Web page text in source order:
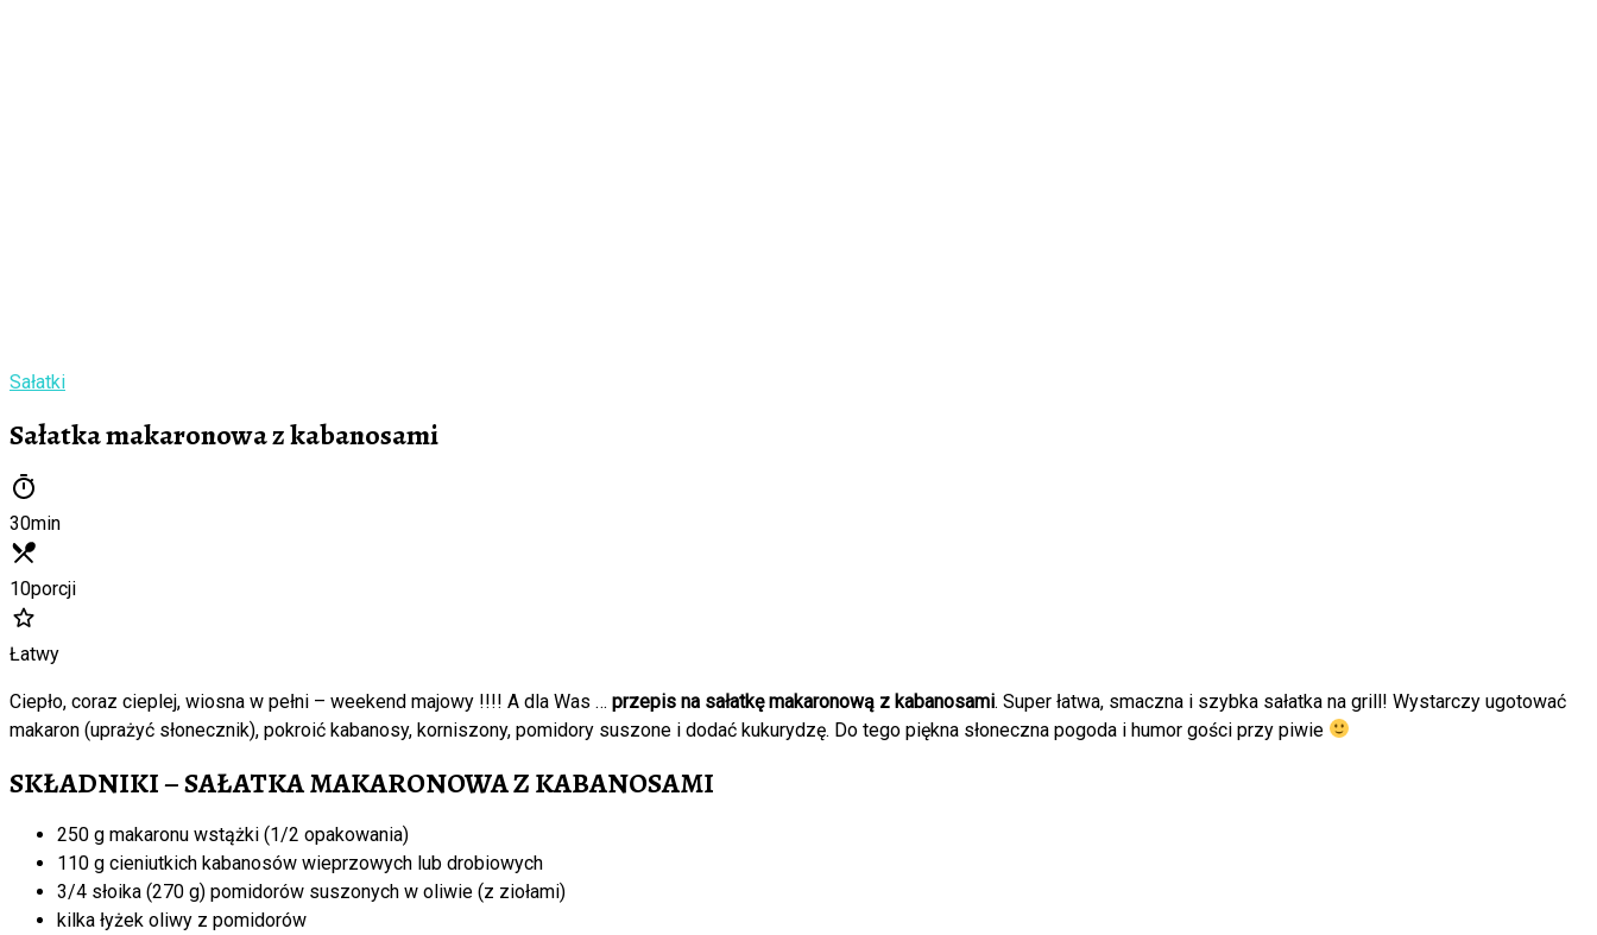
Sałatki
Sałatka makaronowa z kabanosami
30min
10porcji
Łatwy
Ciepło, coraz cieplej, wiosna w pełni – weekend majowy !!!! A dla Was … przepis na sałatkę makaronową z kabanosami. Super łatwa, smaczna i szybka sałatka na grill! Wystarczy ugotować
makaron (uprażyć słonecznik), pokroić kabanosy, korniszony, pomidory suszone i dodać kukurydzę. Do tego piękna słoneczna pogoda i humor gości przy piwie
SKŁADNIKI – SAŁATKA MAKARONOWA Z KABANOSAMI
250 g makaronu wstążki (1/2 opakowania)
110 g cieniutkich kabanosów wieprzowych lub drobiowych
3/4 słoika (270 g) pomidorów suszonych w oliwie (z ziołami)
kilka łyżek oliwy z pomidorów